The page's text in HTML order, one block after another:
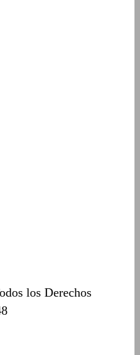
los Derechos